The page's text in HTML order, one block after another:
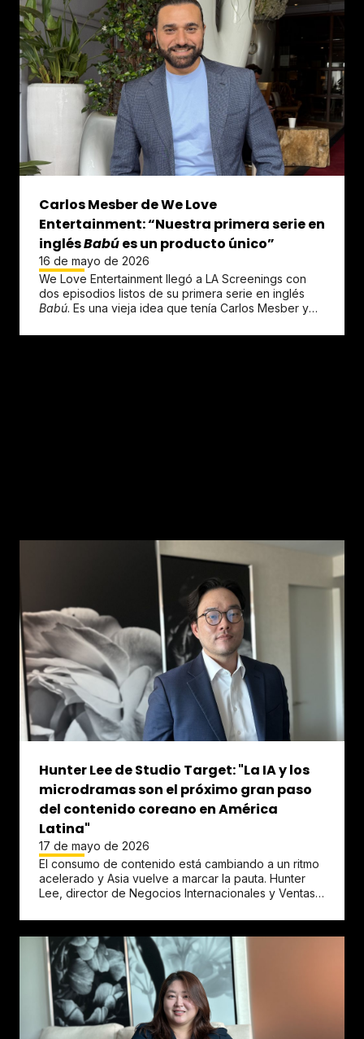
Carlos Mesber de We Love
Entertainment: “Nuestra primera serie en
inglésBabúes un producto único”
16 de mayo de 2026
We Love Entertainment llegó a LA Screenings con
dos episodios listos de su primera serie en inglés
Babú. Es una vieja idea que tenía Carlos Mesber y
Hunter Lee de Studio Target: "La IA y los
microdramas son el próximo gran paso
del contenido coreano en América
Latina"
17 de mayo de 2026
El consumo de contenido está cambiando a un ritmo
acelerado y Asia vuelve a marcar la pauta. Hunter
Lee, director de Negocios Internacionales y Ventas